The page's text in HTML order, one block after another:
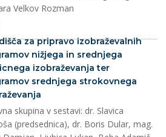
Velkov Rozman
za pripravo izobraževalnih
nižjega in srednjega
izobraževanja ter
srednjega strokovnega
skupina v sestavi: dr. Slavica
(predsednica), dr. Boris Dular, mag.